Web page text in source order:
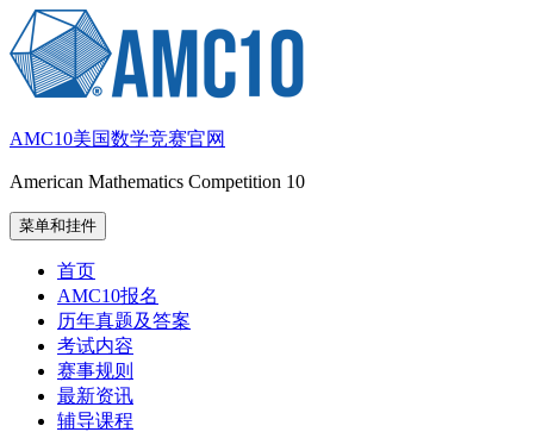
跳
至
内
AMC10美国数学竞赛官网
American Mathematics Competition 10
菜单和挂件
首页
AMC10报名
历年真题及答案
考试内容
赛事规则
最新资讯
辅导课程